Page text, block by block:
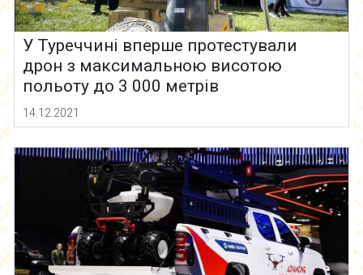
У Туреччині вперше протестували
дрон з максимальною висотою
польоту до 3 000 метрів
14.12.2021